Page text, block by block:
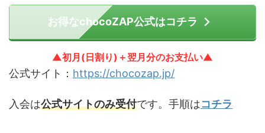
お得なchocoZAP公式はコチラ
▲初月(日割り)＋翌月分のお支払い▲
公式サイト： https://chocozap.jp/
入会は公式サイトのみ受付です。手順はコチラ